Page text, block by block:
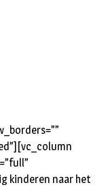
kinderen naar het